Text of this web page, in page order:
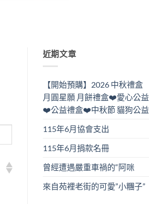
近期文章
【開始預購】2026 中秋禮盒
月圓星願 月餅禮盒❤️愛心公益
❤️公益禮盒❤️中秋節 貓狗公益
115年6月協會支出
115年6月捐款名冊
曾經遭遇嚴重車禍的“阿咪
來自苑裡老街的可愛”小糰子”